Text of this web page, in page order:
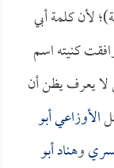
لأن كلمة أبي
كنيته اسم
لا يعرف يظن أن
الأوزاعي أبو
وهناد أبو